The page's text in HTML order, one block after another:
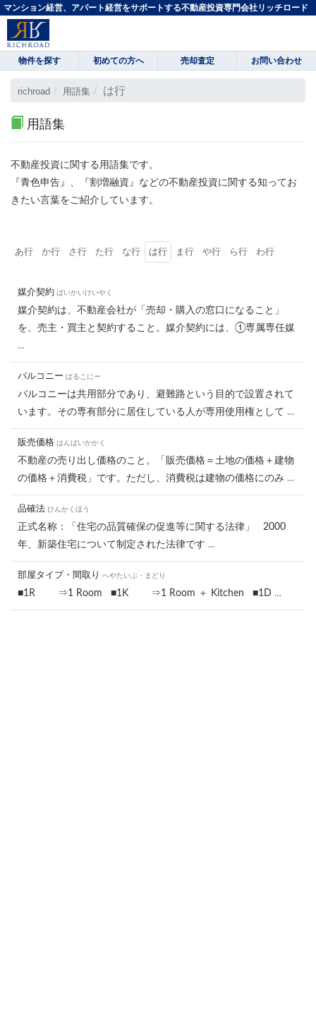
マンション経営、アパート経営をサポートする不動産投資専門会社リッチロード
物件を探す 初めての方へ 売却査定 お問い合わせ
richroad 用語集 は行
用語集
不動産投資に関する用語集です。
『青色申告』、『割増融資』などの不動産投資に関する知ってお
きたい言葉をご紹介しています。
あ行 か行 さ行 た行 な行 は行 ま行 や行 ら行 わ行
媒介契約 ばいかいけいやく
媒介契約は、不動産会社が「売却・購入の窓口になること」
を、売主・買主と契約すること。媒介契約には、①専属専任媒
…
バルコニー ばるこにー
バルコニーは共用部分であり、避難路という目的で設置されて
います。その専有部分に居住している人が専用使用権として …
販売価格 はんばいかかく
不動産の売り出し価格のこと。「販売価格＝土地の価格＋建物
の価格＋消費税」です。ただし、消費税は建物の価格にのみ …
品確法 ひんかくほう
正式名称：「住宅の品質確保の促進等に関する法律」 2000
年、新築住宅について制定された法律です …
部屋タイプ・間取り へやたいぷ・まどり
■1R ⇒1 Room ■1K ⇒1 Room ＋ Kitchen ■1D …